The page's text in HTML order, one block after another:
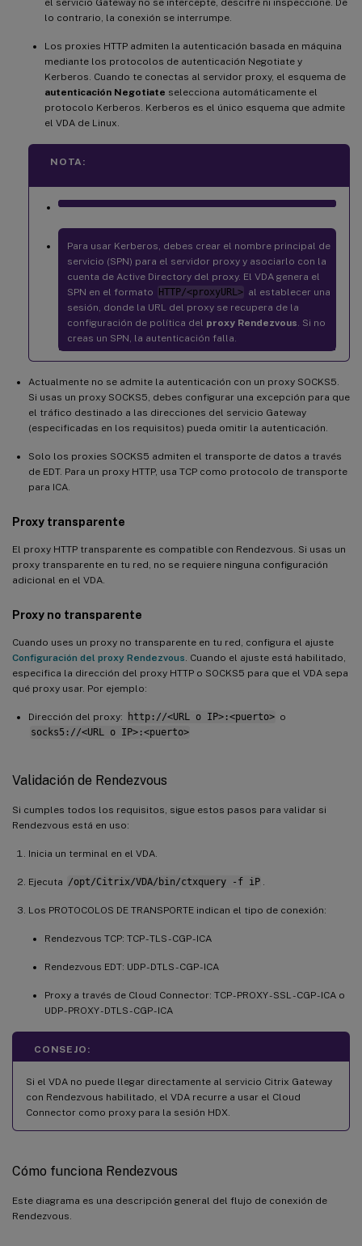
lo contrario, la conexión se interrumpe.
Los proxies HTTP admiten la autenticación basada en máquina
mediante los protocolos de autenticación Negotiate y
Kerberos. Cuando te conectas al servidor proxy, el esquema de
autenticación Negotiate selecciona automáticamente el
protocolo Kerberos. Kerberos es el único esquema que admite
el VDA de Linux.
NOTA:
Para usar Kerberos, debes crear el nombre principal de
servicio (SPN) para el servidor proxy y asociarlo con la
cuenta de Active Directory del proxy. El VDA genera el
SPN en el formato HTTP/<proxyURL> al establecer una
sesión, donde la URL del proxy se recupera de la
configuración de política del proxy Rendezvous . Si no
creas un SPN, la autenticación falla.
Actualmente no se admite la autenticación con un proxy SOCKS5.
Si usas un proxy SOCKS5, debes configurar una excepción para que
el tráfico destinado a las direcciones del servicio Gateway
(especificadas en los requisitos) pueda omitir la autenticación.
Solo los proxies SOCKS5 admiten el transporte de datos a través
de EDT. Para un proxy HTTP, usa TCP como protocolo de transporte
para ICA.
Proxy transparente
El proxy HTTP transparente es compatible con Rendezvous. Si usas un
proxy transparente en tu red, no se requiere ninguna configuración
adicional en el VDA.
Proxy no transparente
Cuando uses un proxy no transparente en tu red, configura el ajuste
Configuración del proxy Rendezvous . Cuando el ajuste está habilitado,
especifica la dirección del proxy HTTP o SOCKS5 para que el VDA sepa
qué proxy usar. Por ejemplo:
Dirección del proxy: http://<URL o IP>:<puerto> o
socks5://<URL o IP>:<puerto>
Validación de Rendezvous
Si cumples todos los requisitos, sigue estos pasos para validar si
Rendezvous está en uso:
Inicia un terminal en el VDA.
Ejecuta /opt/Citrix/VDA/bin/ctxquery -f iP
Los PROTOCOLOS DE TRANSPORTE indican el tipo de conexión:
Rendezvous TCP: TCP - TLS - CGP - ICA
Rendezvous EDT: UDP - DTLS - CGP - ICA
Proxy a través de Cloud Connector: TCP - PROXY - SSL - CGP - ICA o
UDP - PROXY - DTLS - CGP - ICA
CONSEJO:
Si el VDA no puede llegar directamente al servicio Citrix Gateway
con Rendezvous habilitado, el VDA recurre a usar el Cloud
Connector como proxy para la sesión HDX.
Cómo funciona Rendezvous
Este diagrama es una descripción general del flujo de conexión de
Rendezvous.